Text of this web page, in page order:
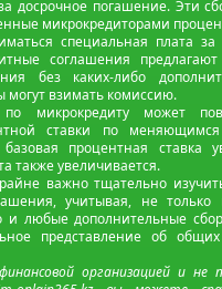
досрочное погашение. Эти
микрокредиторами
специальная плата за
соглашения
без каких-либо
могут взимать комиссию.
микрокредиту может
ставки по
процентная ставка
также увеличивается.
важно тщательно
учитывая, не
и любые дополнительные
представление об
организацией и не